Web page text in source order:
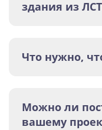
здания из
Что нужно,
Можно ли
вашему